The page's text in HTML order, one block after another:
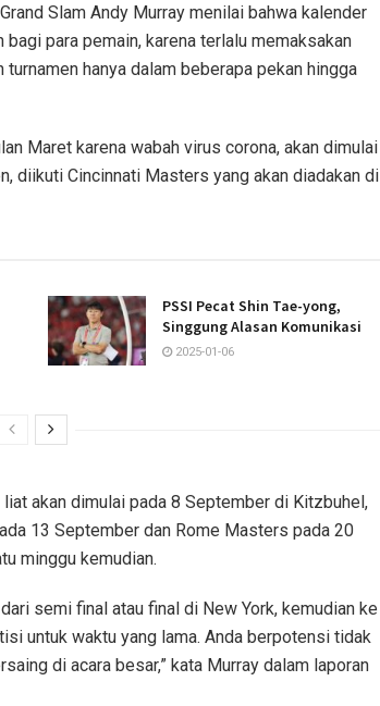
Slam Andy Murray menilai bahwa kalender
para pemain, karena terlalu memaksakan
hanya dalam beberapa pekan hingga
Maret karena wabah virus corona, akan dimulai
diikuti Cincinnati Masters yang akan diadakan di
PSSI Pecat Shin Tae-yong,
Singgung Alasan Komunikasi
2025-01-06
akan dimulai pada 8 September di Kitzbuhel,
13 September dan Rome Masters pada 20
minggu kemudian.
semi final atau final di New York, kemudian ke
untuk waktu yang lama. Anda berpotensi tidak
di acara besar,” kata Murray dalam laporan